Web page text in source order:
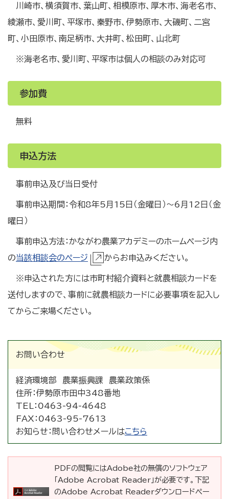
川崎市、横須賀市、葉山町、相模原市、厚木市、海老名市、
綾瀬市、愛川町、平塚市、秦野市、伊勢原市、大磯町、二宮
町、小田原市、南足柄市、大井町、松田町、山北町
※海老名市、愛川町、平塚市は個人の相談のみ対応可
参加費
無料
申込方法
事前申込及び当日受付
事前申込期間：令和8年5月15日（金曜日）～6月12日（金
曜日）
事前申込方法：かながわ農業アカデミーのホームページ内
の当該相談会のページ からお申込みください。
※申込された方には市町村紹介資料と就農相談カードを
送付しますので、事前に就農相談カードに必要事項を記入し
てからご来場ください。
お問い合わせ
経済環境部 農業振興課 農業政策係
住所：伊勢原市田中348番地
TEL： 0463-94-4648
FAX： 0463-95-7613
お知らせ： 問い合わせメールはこちら
PDFの閲覧にはAdobe社の無償のソフトウェア
「Adobe Acrobat Reader」が必要です。下記
のAdobe Acrobat Readerダウンロードペー